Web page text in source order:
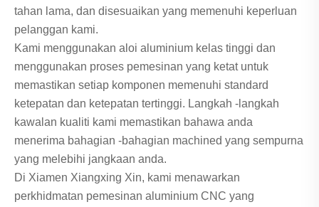
tahan lama, dan disesuaikan yang memenuhi keperluan
pelanggan kami.
Kami menggunakan aloi aluminium kelas tinggi dan
menggunakan proses pemesinan yang ketat untuk
memastikan setiap komponen memenuhi standard
ketepatan dan ketepatan tertinggi. Langkah -langkah
kawalan kualiti kami memastikan bahawa anda
menerima bahagian -bahagian machined yang sempurna
yang melebihi jangkaan anda.
Di Xiamen Xiangxing Xin, kami menawarkan
perkhidmatan pemesinan aluminium CNC yang